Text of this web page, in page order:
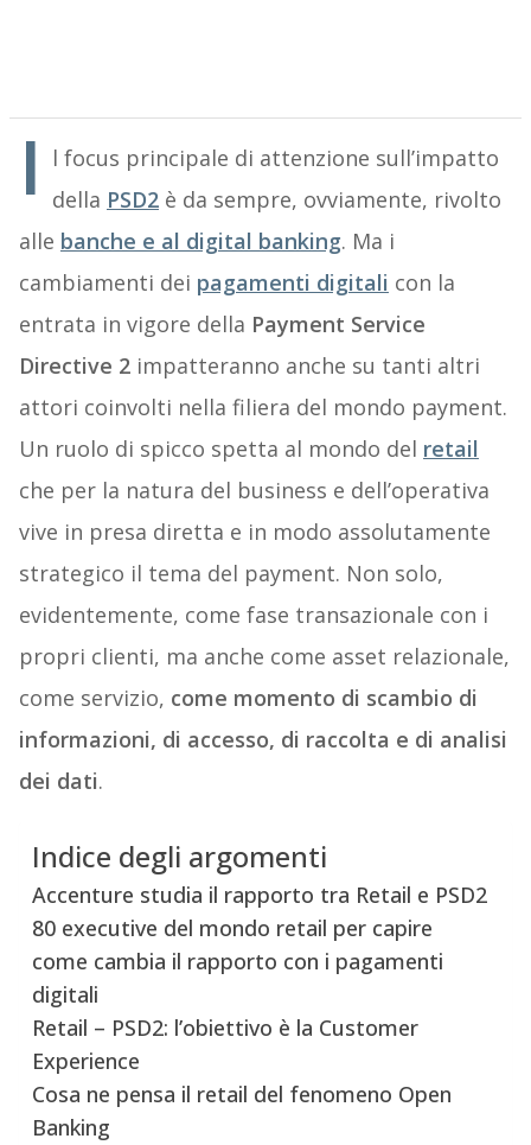
I
l focus principale di attenzione sull’impatto
della PSD2è da sempre, ovviamente, rivolto
alle banche e al digital banking. Ma i
cambiamenti dei pagamenti digitali con la
entrata in vigore della Payment Service
Directive 2impatteranno anche su tanti altri
attori coinvolti nella filiera del mondo payment.
Un ruolo di spicco spetta al mondo del retail
che per la natura del business e dell’operativa
vive in presa diretta e in modo assolutamente
strategico il tema del payment. Non solo,
evidentemente, come fase transazionale con i
propri clienti, ma anche come asset relazionale,
come servizio, come momento di scambio di
informazioni, di accesso, di raccolta e di analisi
dei dati.
Indice degli argomenti
Accenture studia il rapporto tra Retail e PSD2
80 executive del mondo retail per capire
come cambia il rapporto con i pagamenti
digitali
Retail – PSD2: l’obiettivo è la Customer
Experience
Cosa ne pensa il retail del fenomeno Open
Banking